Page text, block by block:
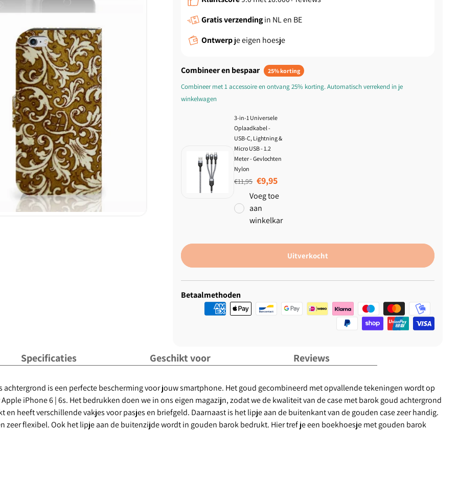
Gratis verzendingin NL en BE
Ontwerpje eigen hoesje
Combineer en bespaar 25% korting
Combineer met 1 accessoire en ontvang 25% korting. Automatisch verrekend in je
winkelwagen
3-in-1 Universele
Oplaadkabel -
USB-C, Lightning &
Micro USB - 1.2
Meter - Gevlochten
Nylon
Normale prijs
€11,95 Aanbiedingsprijs
€9,95
Voeg toe
aan
winkelkar
Uitverkocht
Betaalmethoden
Specificaties Geschikt voor Reviews
achtergrond is een perfecte bescherming voor jouw smartphone. Het goud gecombineerd met opvallende tekeningen wordt op
iPhone 6 | 6s. Het bedrukken doen we in ons eigen magazijn, zodat we de kwaliteit van de case met barok goud achtergrond
heeft verschillende vakjes voor pasjes en briefgeld. Daarnaast is het lipje aan de buitenkant van de gouden case zeer handig.
zeer flexibel. Ook het lipje aan de buitenzijde wordt in gouden barok bedrukt. Hier tref je een boekhoesje met gouden barok